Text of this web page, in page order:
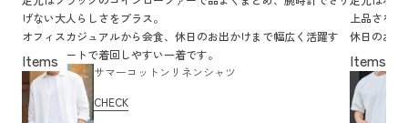
げない大人らしさをプラス。
オフィスカジュアルから会食、休日のお出かけまで幅広く活躍す
る、スマートで着回しやすい一着です。
サマーコットンリネンシャツ
CHECK
上品さを
休日のお出
過ごした